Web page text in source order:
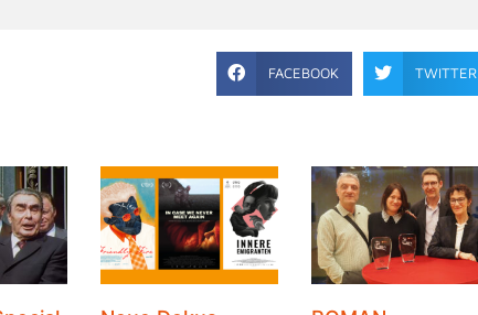
FACEBOOK TWITTER